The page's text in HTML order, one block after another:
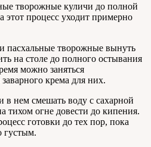
творожные куличи до полной
этот процесс уходит примерно
пасхальные творожные вынуть
на столе до полного остывания
можно заняться
крема для них.
в нем смешать воду с сахарной
тихом огне довести до кипения.
готовки до тех пор, пока
густым.